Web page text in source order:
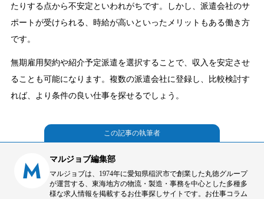
たりする点から不安定といわれがちです。しかし、派遣会社のサ
ポートが受けられる、時給が高いといったメリットもある働き方
です。
無期雇用契約や紹介予定派遣を選択することで、収入を安定させ
ることも可能になります。複数の派遣会社に登録し、比較検討す
れば、より条件の良い仕事を探せるでしょう。
この記事の執筆者
M マルジョブ編集部
マルジョブは、1974年に愛知県稲沢市で創業した丸徳グループ
が運営する、東海地方の物流・製造・事務を中心とした多種多
様な求人情報を掲載するお仕事探しサイトです。お仕事コラム